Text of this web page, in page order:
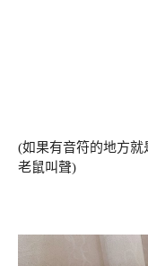
(如果有音符的地方
老鼠叫聲)